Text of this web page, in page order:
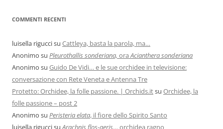
COMMENTI RECENTI
luisella riguccisu Cattleya, basta la parola, ma…
Anonimo su Pleurothallis sonderiana, ora Acianthera sonderiana
Anonimo su Guido De Vidi… e le sue orchidee in televisione:
conversazione con Rete Veneta e Antenna Tre
Protetto: Orchidee, la folle passione. | Orchids.itsu Orchidee, la
folle passione – post 2
Anonimo su Peristeria elata, il fiore dello Spirito Santo
luisella riguccisu Arachnis flos-aeris… orchidea ragno